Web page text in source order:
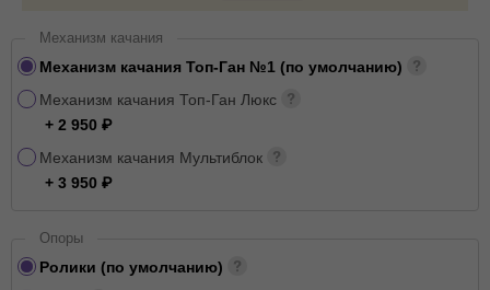
Механизм качания
Механизм качания Топ-Ган №1 (по умолчанию)
Механизм качания Топ-Ган Люкс
+ 2 950
Механизм качания Мультиблок
+ 3 950
Опоры
Ролики (по умолчанию)